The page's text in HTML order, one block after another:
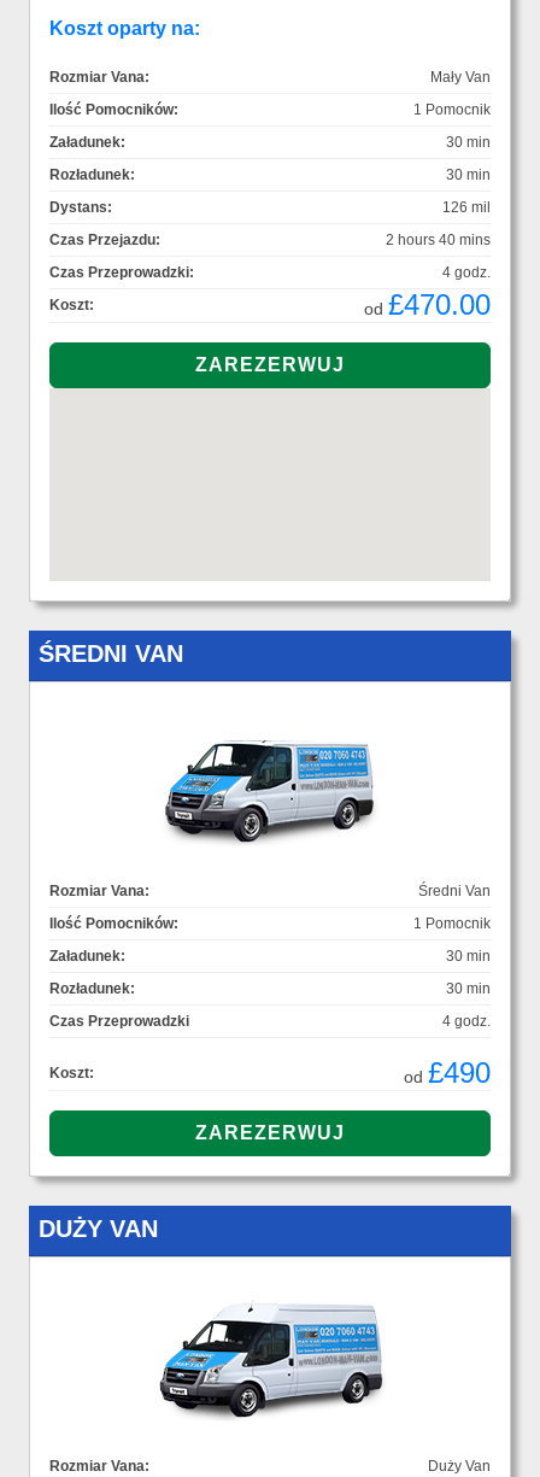
Koszt oparty na:
Rozmiar Vana:
Mały Van
Ilość Pomocników:
1 Pomocnik
Załadunek:
30 min
Rozładunek:
30 min
Dystans:
126 mil
Czas Przejazdu:
2 hours 40 mins
Czas Przeprowadzki:
4 godz.
Koszt:
od £470.00
ŚREDNI VAN
Rozmiar Vana:
Średni Van
Ilość Pomocników:
1 Pomocnik
Załadunek:
30 min
Rozładunek:
30 min
Czas Przeprowadzki
4 godz.
Koszt: od £490
DUŻY VAN
Rozmiar Vana:
Duży Van